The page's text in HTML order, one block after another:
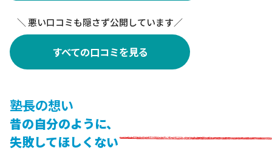
＼ 悪い口コミも隠さず公開しています／
すべての口コミを見る
塾長の想い
昔の自分のように、
失敗してほしくない